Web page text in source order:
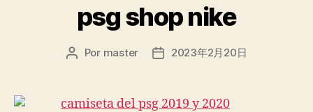
psg shop nike
Autor
entrada
Por master
Fecha
entrada
2023年2月20日